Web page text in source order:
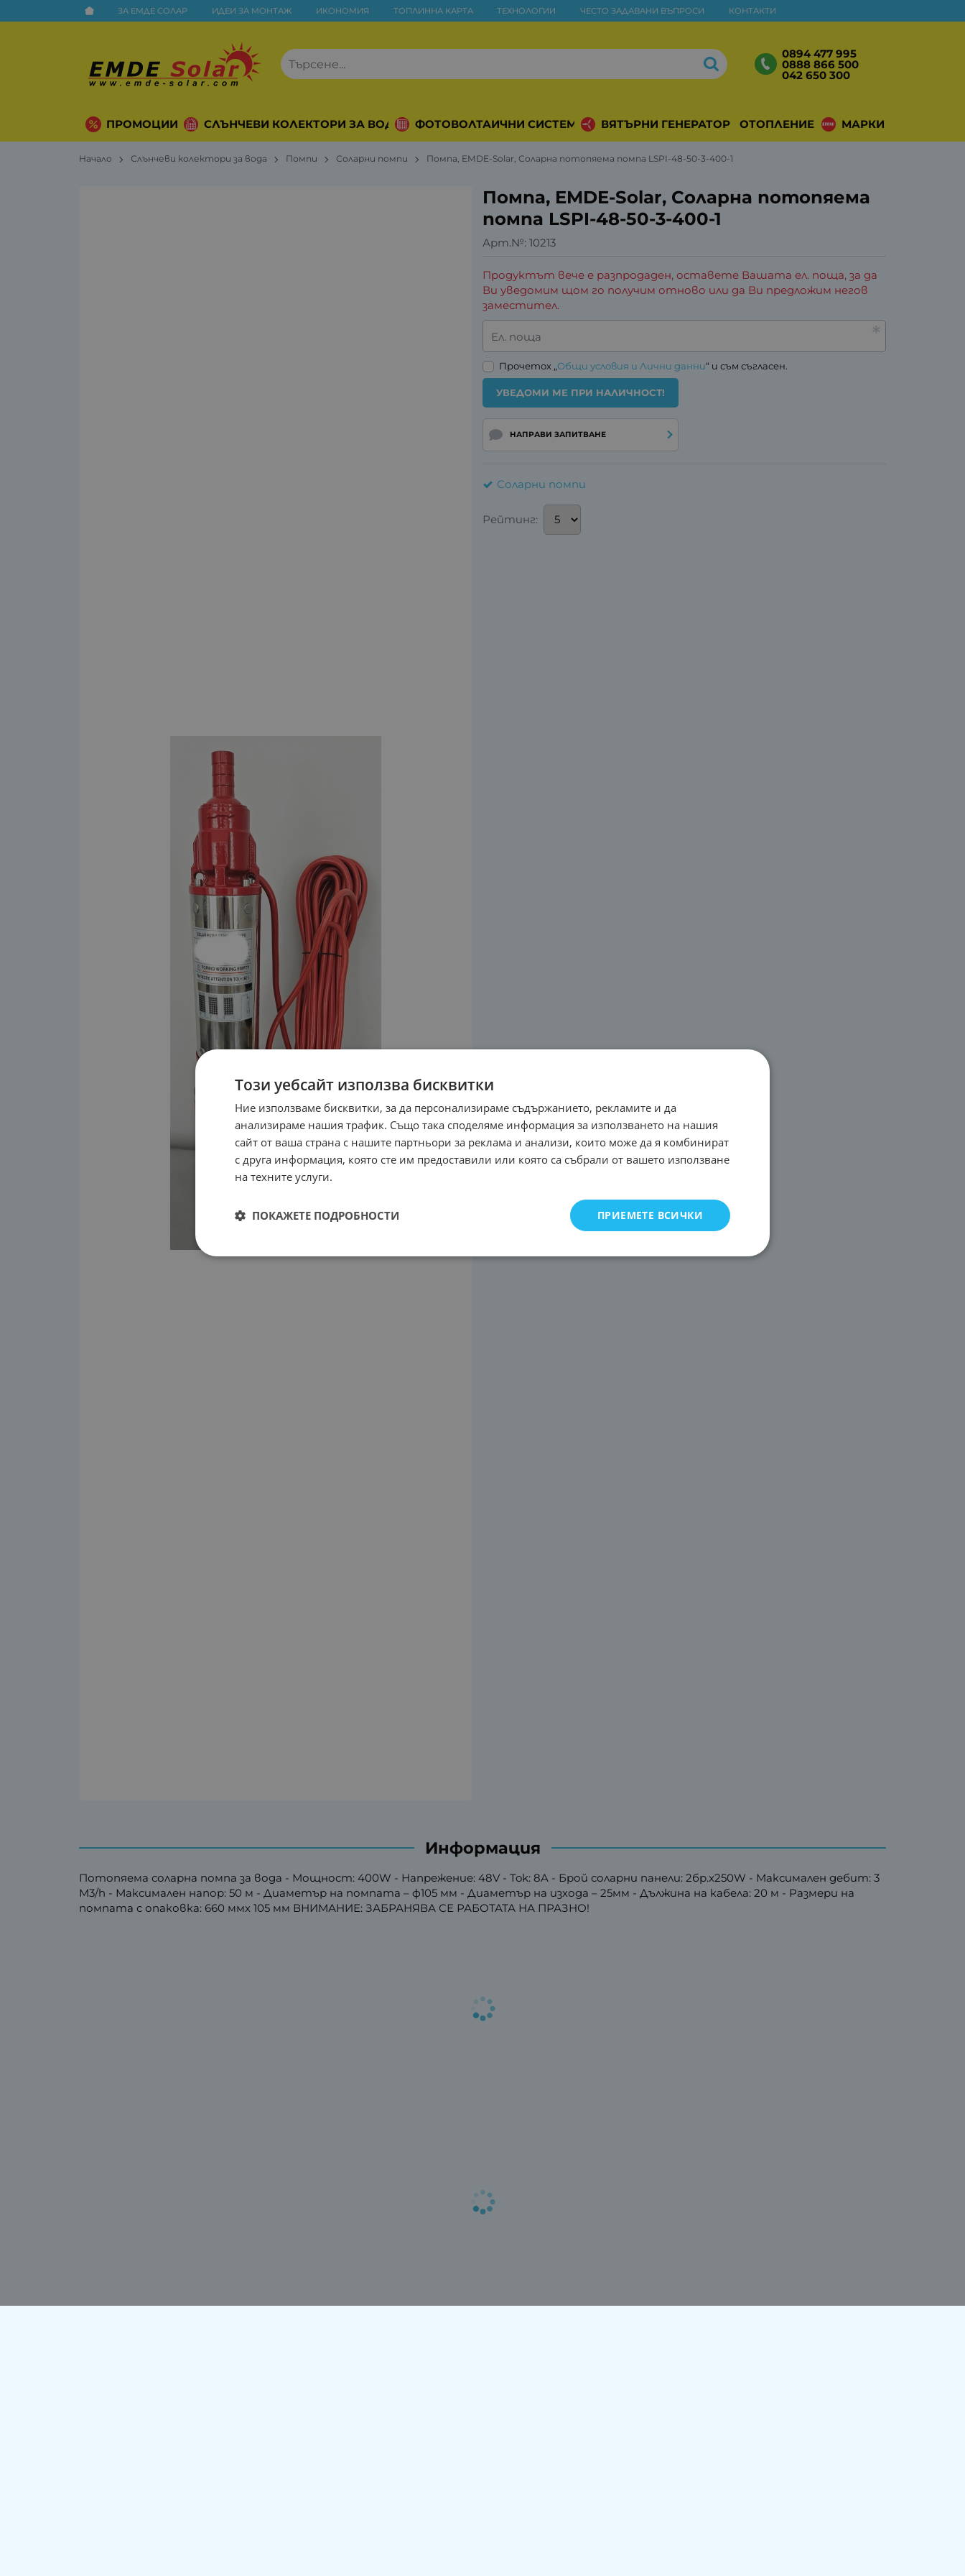
ЗА ЕМДЕ СОЛАР ИДЕИ ЗА МОНТАЖ ИКОНОМИЯ ТОПЛИННА КАРТА ТЕХНОЛОГИИ ЧЕСТО ЗАДАВАНИ ВЪПРОСИ КОНТАКТИ
0894 477 995
0888 866 500
042 650 300
ПРОМОЦИИ СЛЪНЧЕВИ КОЛЕКТОРИ ЗА ВОДА ФОТОВОЛТАИЧНИ СИСТЕМИ ВЯТЪРНИ ГЕНЕРАТОРИ ОТОПЛЕНИЕ МАРКИ
Начало Слънчеви колектори за вода Помпи Соларни помпи Помпа, EMDE-Solar, Соларна потопяема помпа LSPI-48-50-3-400-1
Помпа, EMDE-Solar, Соларна потопяема
помпа LSPI-48-50-3-400-1
Арт.№: 10213
Продуктът вече е разпродаден, оставете Вашата ел. поща, за да
Ви уведомим щом го получим отново или да Ви предложим негов
заместител.
Ел. поща
Прочетох „Общи условия и Лични данни“ и съм съгласен.
УВЕДОМИ МЕ ПРИ НАЛИЧНОСТ!
НАПРАВИ ЗАПИТВАНЕ
Соларни помпи
Рейтинг:
Информация
Потопяема соларна помпа за вода - Мощност: 400W - Напрежение: 48V - Tok: 8A - Брой соларни панели: 2бр.x250W - Максимален дебит: 3
М3/h - Максимален напор: 50 м - Диаметър на помпата – ф105 мм - Диаметър на изхода – 25мм - Дължина на кабела: 20 м - Размери на
помпата с опаковка: 660 ммх 105 мм ВНИМАНИЕ: ЗАБРАНЯВА СЕ РАБОТАТА НА ПРАЗНО!
Този уебсайт използва бисквитки
Ние използваме бисквитки, за да персонализираме съдържанието, рекламите и да
анализираме нашия трафик. Също така споделяме информация за използването на нашия
сайт от ваша страна с нашите партньори за реклама и анализи, които може да я комбинират
с друга информация, която сте им предоставили или която са събрали от вашето използване
на техните услуги.
ПРИЕМЕТЕ ВСИЧКИ
ПОКАЖЕТЕ ПОДРОБНОСТИ